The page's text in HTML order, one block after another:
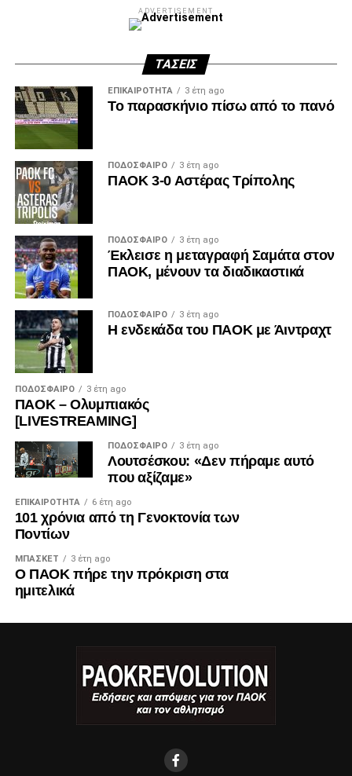
ADVERTISEMENT
ΤΆΣΕΙΣ
ΕΠΙΚΑΙΡΌΤΗΤΑ 3 έτη ago
Το παρασκήνιο πίσω από το πανό
ΠΟΔΌΣΦΑΙΡΟ 3 έτη ago
ΠΑΟΚ 3-0 Αστέρας Τρίπολης
ΠΟΔΌΣΦΑΙΡΟ 3 έτη ago
Έκλεισε η μεταγραφή Σαμάτα στον
ΠΑΟΚ, μένουν τα διαδικαστικά
ΠΟΔΌΣΦΑΙΡΟ 3 έτη ago
Η ενδεκάδα του ΠΑΟΚ με Άιντραχτ
ΠΟΔΌΣΦΑΙΡΟ 3 έτη ago
ΠΑΟΚ – Ολυμπιακός
[LIVESTREAMING]
ΠΟΔΌΣΦΑΙΡΟ 3 έτη ago
Λουτσέσκου: «Δεν πήραμε αυτό
που αξίζαμε»
ΕΠΙΚΑΙΡΌΤΗΤΑ 6 έτη ago
101 χρόνια από τη Γενοκτονία των
Ποντίων
ΜΠΆΣΚΕΤ 3 έτη ago
Ο ΠΑΟΚ πήρε την πρόκριση στα
ημιτελικά